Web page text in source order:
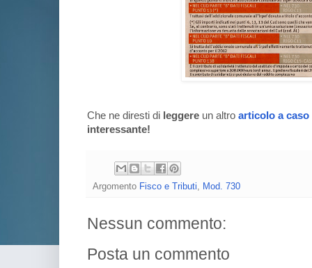
Che ne diresti di leggere un altro articolo a caso
interessante!
Argomento Fisco e Tributi Mod. 730
Nessun commento:
Posta un commento